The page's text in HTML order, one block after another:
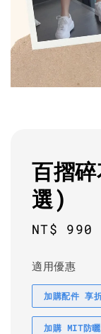
百摺
選)
Regular
NT$ 990
適用優惠
加購配件 享
加購 MIT防